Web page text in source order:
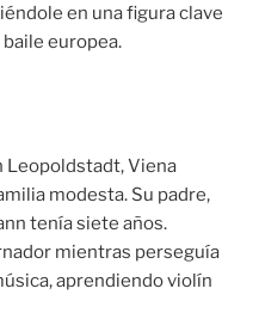
en una figura clave
europea.
Leopoldstadt, Viena
modesta. Su padre,
tenía siete años.
mientras perseguía
aprendiendo violín